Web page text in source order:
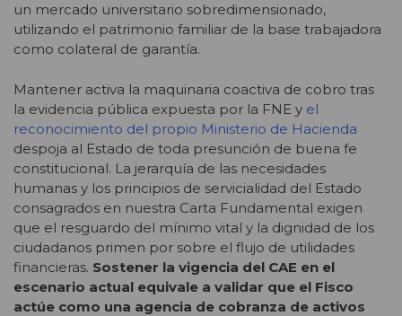
un mercado universitario sobredimensionado,
utilizando el patrimonio familiar de la base trabajadora
como colateral de garantía.
Mantener activa la maquinaria coactiva de cobro tras
la evidencia pública expuesta por la FNE y el
reconocimiento del propio Ministerio de Hacienda
despoja al Estado de toda presunción de buena fe
constitucional. La jerarquía de las necesidades
humanas y los principios de servicialidad del Estado
consagrados en nuestra Carta Fundamental exigen
que el resguardo del mínimo vital y la dignidad de los
ciudadanos primen por sobre el flujo de utilidades
financieras. Sostener la vigencia del CAE en el
escenario actual equivale a validar que el Fisco
actúe como una agencia de cobranza de activos